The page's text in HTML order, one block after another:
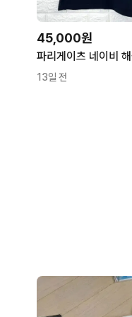
45,000원
13일 전